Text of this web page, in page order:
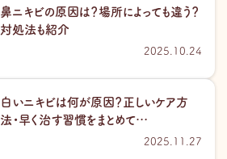
鼻ニキビの原因は？場所によっても違う？
対処法も紹介
2025.10.24
白いニキビは何が原因？正しいケア方
法・早く治す習慣をまとめて…
2025.11.27